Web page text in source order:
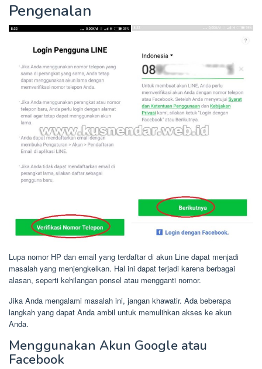
Pengenalan
Lupa nomor HP dan email yang terdaftar di akun Line dapat menjadi
masalah yang menjengkelkan. Hal ini dapat terjadi karena berbagai
alasan, seperti kehilangan ponsel atau mengganti nomor.
Jika Anda mengalami masalah ini, jangan khawatir. Ada beberapa
langkah yang dapat Anda ambil untuk memulihkan akses ke akun
Anda.
Menggunakan Akun Google atau
Facebook